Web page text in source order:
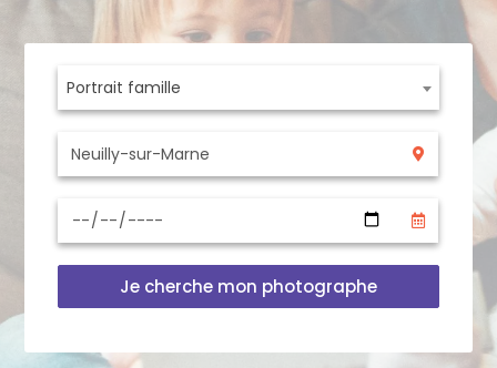
Portrait famille
Je cherche mon photographe